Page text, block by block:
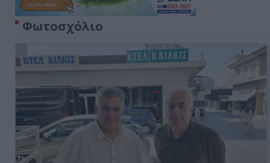
Φωτοσχόλιο